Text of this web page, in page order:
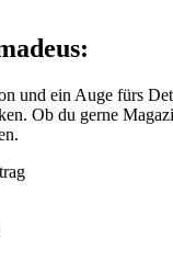
und ein Auge fürs
Ob du gerne